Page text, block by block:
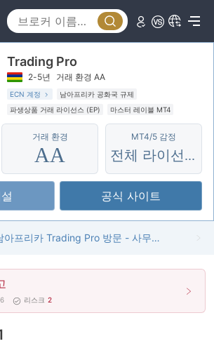
Trading Pro
2-5년 거래 환경 AA
ECN 계정
남아프리카 공화국 규제
파생상품 거래 라이선스 (EP)
마스터 레이블 MT4
잠재적 위험성이 높음
거래 환경
AA
MT4/5 감정
전체 라이선스
공식 사이트
남아프리카 Trading Pro 방문 - 사무실을 찾을 수 없음
리스크 2